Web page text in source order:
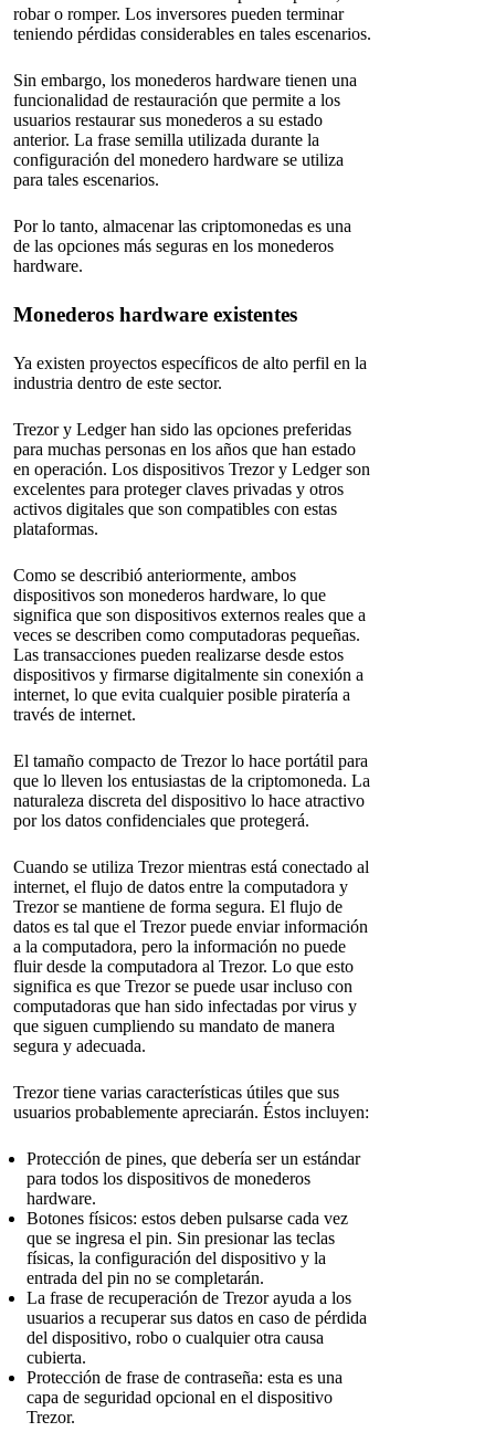
robar o romper. Los inversores pueden terminar
teniendo pérdidas considerables en tales escenarios.
Sin embargo, los monederos hardware tienen una
funcionalidad de restauración que permite a los
usuarios restaurar sus monederos a su estado
anterior. La frase semilla utilizada durante la
configuración del monedero hardware se utiliza
para tales escenarios.
Por lo tanto, almacenar las criptomonedas es una
de las opciones más seguras en los monederos
hardware.
Monederos hardware existentes
Ya existen proyectos específicos de alto perfil en la
industria dentro de este sector.
Trezor y Ledger han sido las opciones preferidas
para muchas personas en los años que han estado
en operación. Los dispositivos Trezor y Ledger son
excelentes para proteger claves privadas y otros
activos digitales que son compatibles con estas
plataformas.
Como se describió anteriormente, ambos
dispositivos son monederos hardware, lo que
significa que son dispositivos externos reales que a
veces se describen como computadoras pequeñas.
Las transacciones pueden realizarse desde estos
dispositivos y firmarse digitalmente sin conexión a
internet, lo que evita cualquier posible piratería a
través de internet.
El tamaño compacto de Trezor lo hace portátil para
que lo lleven los entusiastas de la criptomoneda. La
naturaleza discreta del dispositivo lo hace atractivo
por los datos confidenciales que protegerá.
Cuando se utiliza Trezor mientras está conectado al
internet, el flujo de datos entre la computadora y
Trezor se mantiene de forma segura. El flujo de
datos es tal que el Trezor puede enviar información
a la computadora, pero la información no puede
fluir desde la computadora al Trezor. Lo que esto
significa es que Trezor se puede usar incluso con
computadoras que han sido infectadas por virus y
que siguen cumpliendo su mandato de manera
segura y adecuada.
Trezor tiene varias características útiles que sus
usuarios probablemente apreciarán. Éstos incluyen:
Protección de pines, que debería ser un estándar
para todos los dispositivos de monederos
hardware.
Botones físicos: estos deben pulsarse cada vez
que se ingresa el pin. Sin presionar las teclas
físicas, la configuración del dispositivo y la
entrada del pin no se completarán.
La frase de recuperación de Trezor ayuda a los
usuarios a recuperar sus datos en caso de pérdida
del dispositivo, robo o cualquier otra causa
cubierta.
Protección de frase de contraseña: esta es una
capa de seguridad opcional en el dispositivo
Trezor.